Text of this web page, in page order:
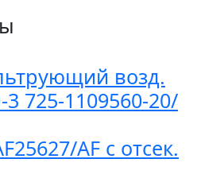
возд.
725-1109560-20/
AF с отсек.